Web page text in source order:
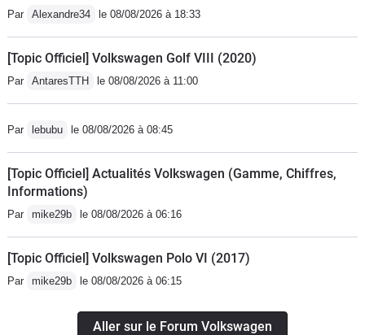
Par Alexandre34 le 08/08/2026 à 18:33
[Topic Officiel] Volkswagen Golf VIII (2020)
Par AntaresTTH le 08/08/2026 à 11:00
Par lebubu le 08/08/2026 à 08:45
[Topic Officiel] Actualités Volkswagen (Gamme, Chiffres,
Informations)
Par mike29b le 08/08/2026 à 06:16
[Topic Officiel] Volkswagen Polo VI (2017)
Par mike29b le 08/08/2026 à 06:15
Aller sur le Forum Volkswagen